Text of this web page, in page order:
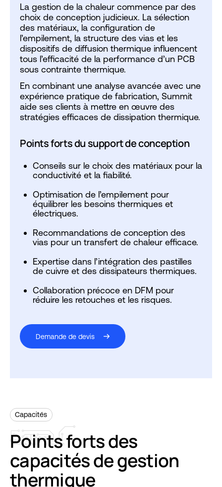
La gestion de la chaleur commence par des
choix de conception judicieux. La sélection
des matériaux, la configuration de
l’empilement, la structure des vias et les
dispositifs de diffusion thermique influencent
tous l’efficacité de la performance d’un PCB
sous contrainte thermique.
En combinant une analyse avancée avec une
expérience pratique de fabrication, Summit
aide ses clients à mettre en œuvre des
stratégies efficaces de dissipation thermique.
Points forts du support de conception
Conseils sur le choix des matériaux pour la
conductivité et la fiabilité.
Optimisation de l’empilement pour
équilibrer les besoins thermiques et
électriques.
Recommandations de conception des
vias pour un transfert de chaleur efficace.
Expertise dans l’intégration des pastilles
de cuivre et des dissipateurs thermiques.
Collaboration précoce en DFM pour
réduire les retouches et les risques.
Demande de devis
Capacités
Pointsfortsdes
capacitésdegestion
thermique